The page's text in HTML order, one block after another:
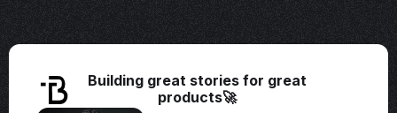
Building great stories for great
products🚀